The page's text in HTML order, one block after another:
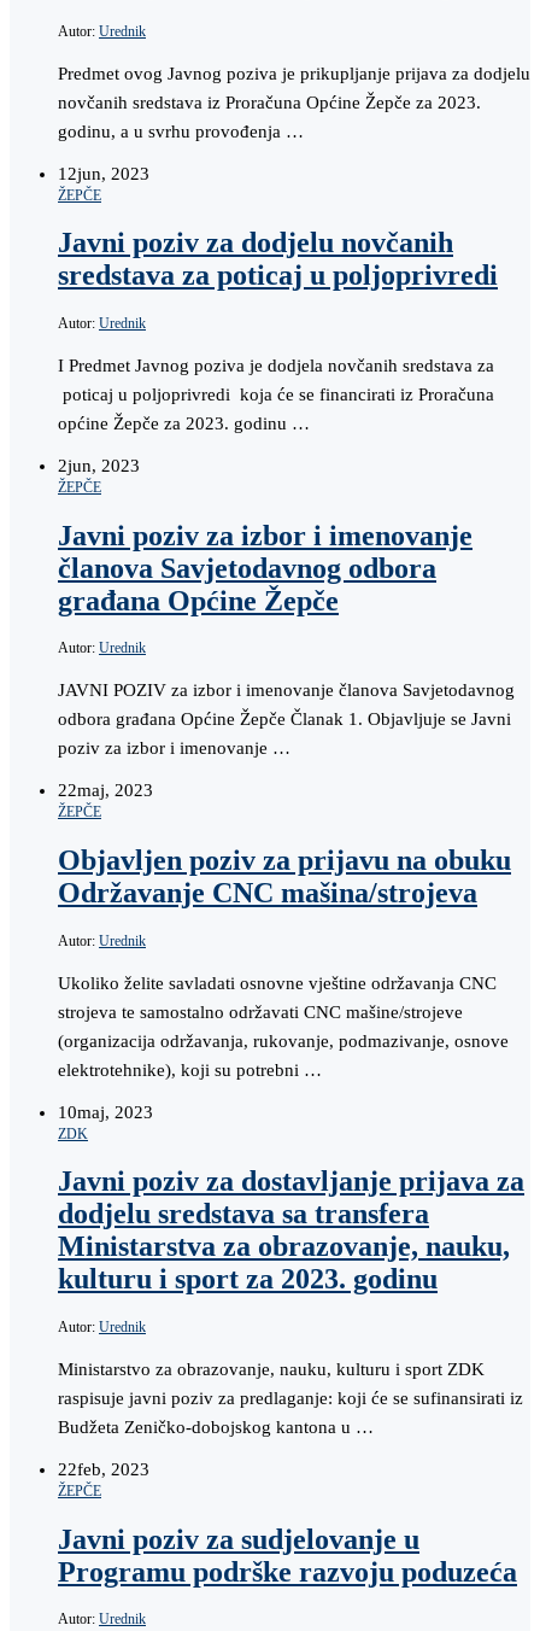
Autor: Urednik
Predmet ovog Javnog poziva je prikupljanje prijava za dodjelu
novčanih sredstava iz Proračuna Općine Žepče za 2023.
godinu, a u svrhu provođenja …
12jun, 2023
ŽEPČE
Javni poziv za dodjelu novčanih
sredstava za poticaj u poljoprivredi
Autor: Urednik
I Predmet Javnog poziva je dodjela novčanih sredstava za
poticaj u poljoprivredi koja će se financirati iz Proračuna
općine Žepče za 2023. godinu …
2jun, 2023
ŽEPČE
Javni poziv za izbor i imenovanje
članova Savjetodavnog odbora
građana Općine Žepče
Autor: Urednik
JAVNI POZIV za izbor i imenovanje članova Savjetodavnog
odbora građana Općine Žepče Članak 1. Objavljuje se Javni
poziv za izbor i imenovanje …
22maj, 2023
ŽEPČE
Objavljen poziv za prijavu na obuku
Održavanje CNC mašina/strojeva
Autor: Urednik
Ukoliko želite savladati osnovne vještine održavanja CNC
strojeva te samostalno održavati CNC mašine/strojeve
(organizacija održavanja, rukovanje, podmazivanje, osnove
elektrotehnike), koji su potrebni …
10maj, 2023
ZDK
Javni poziv za dostavljanje prijava za
dodjelu sredstava sa transfera
Ministarstva za obrazovanje, nauku,
kulturu i sport za 2023. godinu
Autor: Urednik
Ministarstvo za obrazovanje, nauku, kulturu i sport ZDK
raspisuje javni poziv za predlaganje: koji će se sufinansirati iz
Budžeta Zeničko-dobojskog kantona u …
22feb, 2023
ŽEPČE
Javni poziv za sudjelovanje u
Programu podrške razvoju poduzeća
Autor: Urednik